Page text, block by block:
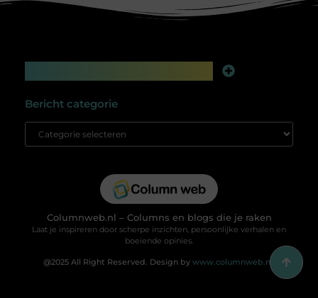
Bericht categorie
Columnweb.nl – Columns en blogs die je raken
Laat je inspireren door scherpe inzichten, persoonlijke verhalen en
boeiende opinies.
@2025 All Right Reserved. Design by www.columnweb.nl.